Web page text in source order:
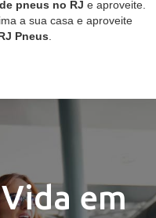
pneus no RJ e aproveite.
a sua casa e aproveite
Pneus
em